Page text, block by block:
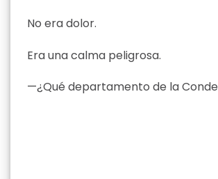
No era dolor.
Era una calma peligrosa.
—¿Qué departamento de la